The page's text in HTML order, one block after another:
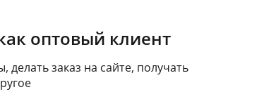
оптовый клиент
заказ на сайте, получать